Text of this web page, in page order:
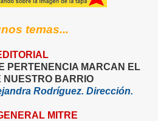
temas...
PERTENENCIA MARCAN EL
NUESTRO BARRIO
Rodríguez. Dirección.
MITRE